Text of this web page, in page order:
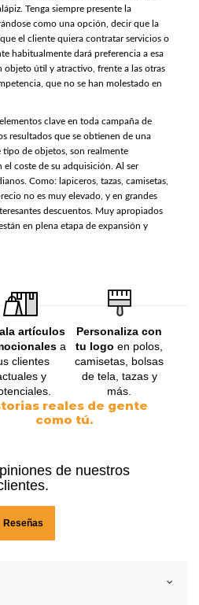
Tenga siempre presente la
como una opción, decir que la
el cliente quiera contratar servicios o
habitualmente dará preferencia a esa
objeto útil y atractivo, frente a las otras
que no se han molestado en
clave en toda campaña de
resultados que se obtienen de una
de objetos, son realmente
el coste de su adquisición. Al ser
Como: lapiceros, tazas, camisetas,
no es muy elevado, y en grandes
descuentos. Muy apropiados
en plena etapa de expansión y
artículos
a
clientes
y
Personaliza con
tu logo en polos,
camisetas, bolsas
de tela, tazas y
más.
reales de gente
como tú.
de nuestros
Reseñas